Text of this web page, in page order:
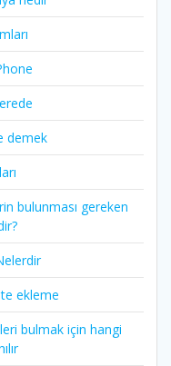
demek
bulunması gereken
ekleme
bulmak için hangi